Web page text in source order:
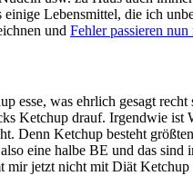
einige Lebensmittel, die ich
und Fehler passieren nun
esse, was ehrlich gesagt
Ketchup drauf. Irgendwie ist
Denn Ketchup besteht
eine halbe BE und das
mir jetzt nicht mit Diät Ketchup